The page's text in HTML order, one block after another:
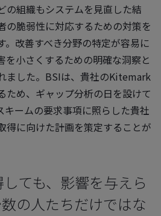
の組織もシステムを見直した結
の脆弱性に対応するための対策を
。改善すべき分野の特定が容易に
を小さくするための明確な洞察と
ました。BSIは、貴社のKitemark
ため、ギャップ分析の日を設けて
キームの要求事項に照らした貴社
得に向けた計画を策定することが
ても、影響を与えら
の人たちだけではな